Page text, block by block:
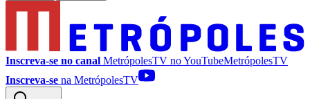
Inscreva-se no canal MetrópolesTV noYouTubeMetrópolesTV
Inscreva-se na MetrópolesTV